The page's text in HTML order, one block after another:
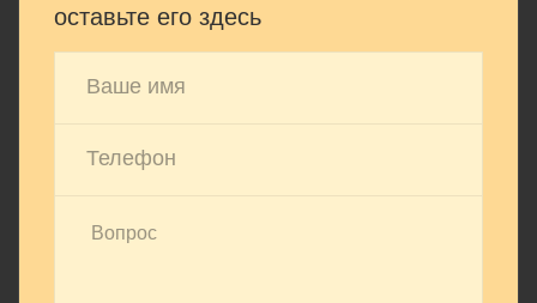
оставьте его здесь